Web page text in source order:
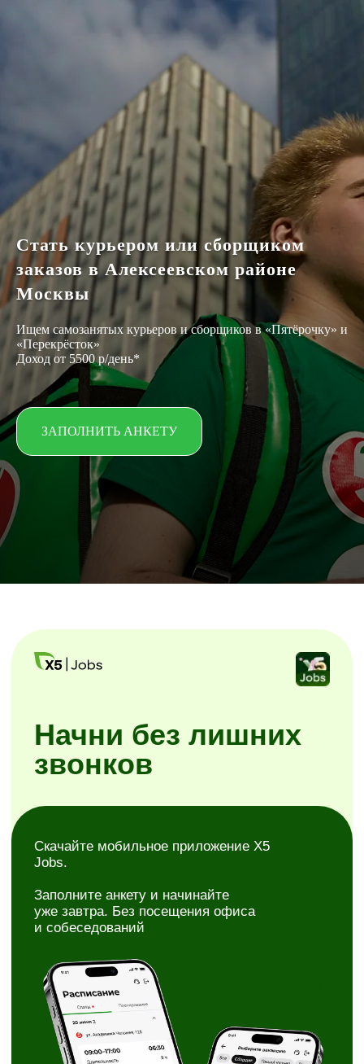
Стать курьером или сборщиком
заказов в Алексеевском районе
Москвы
Ищем самозанятых курьеров и сборщиков в «Пятёрочку» и
«Перекрёсток»
Доход от 5500 р/день*
ЗАПОЛНИТЬ АНКЕТУ
Начни без лишних
звонков
Районы на выбор
Самостоятельное планирование смен
Заполните анкету и начинайте
уже завтра. Без посещения офиса
и собеседований